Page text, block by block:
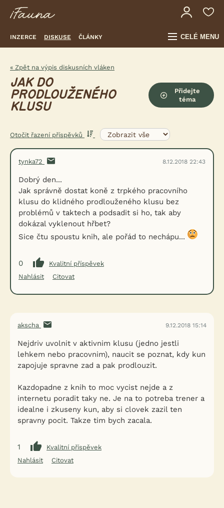
INZERCE DISKUSE ČLÁNKY CELÉ MENU
« Zpět na výpis diskusních vláken
JAK DO
PRODLOUŽENÉHO
KLUSU
Přidejte
téma
Otočit řazení příspěvků
tynka72 8.12.2018 22:43
Dobrý den...
Jak správně dostat koně z trpkého pracovního
klusu do klidného prodlouženého klusu bez
problémů v taktech a podsadit si ho, tak aby
dokázal vyklenout hřbet?
Sice čtu spoustu knih, ale pořád to nechápu...
0
Kvalitní příspěvek
Nahlásit
Citovat
akscha 9.12.2018 15:14
Nejdriv uvolnit v aktivnim klusu (jedno jestli
lehkem nebo pracovnim), naucit se poznat, kdy kun
zapojuje spravne zad a pak prodlouzit.
Kazdopadne z knih to moc vycist nejde a z
internetu poradit taky ne. Je na to potreba trener a
idealne i zkuseny kun, aby si clovek zazil ten
spravny pocit. Takze tim bych zacala.
1
Kvalitní příspěvek
Nahlásit
Citovat